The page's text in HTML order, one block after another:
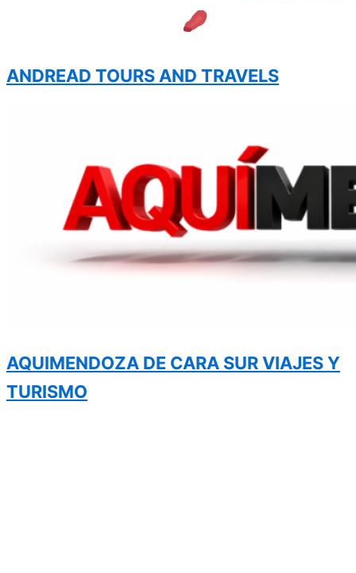
ANDREAD TOURS AND TRAVELS
AQUIMENDOZA DE CARA SUR VIAJES Y
TURISMO